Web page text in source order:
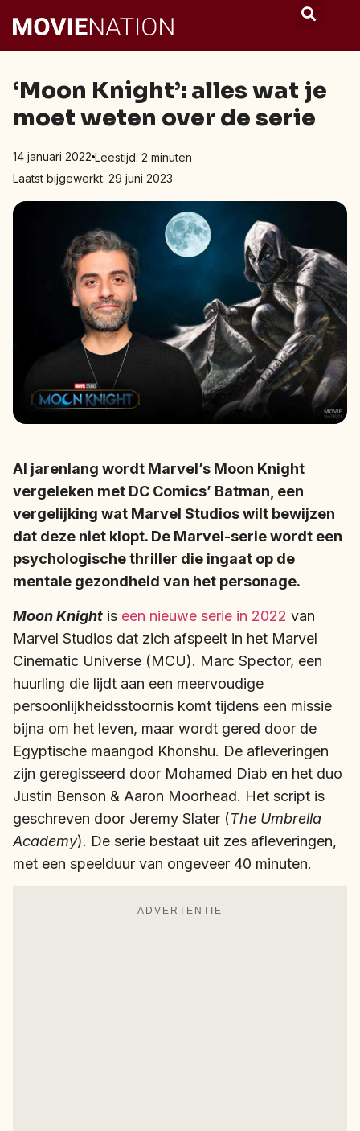
‘Moon Knight’: alles wat je
moet weten over de serie
14 januari 2022 Leestijd: 2 minuten
Laatst bijgewerkt: 29 juni 2023
Al jarenlang wordt Marvel’s Moon Knight
vergeleken met DC Comics’ Batman, een
vergelijking wat Marvel Studios wilt bewijzen
dat deze niet klopt. De Marvel-serie wordt een
psychologische thriller die ingaat op de
mentale gezondheid van het personage.
Moon Knight is een nieuwe serie in 2022 van
Marvel Studios dat zich afspeelt in het Marvel
Cinematic Universe (MCU). Marc Spector, een
huurling die lijdt aan een meervoudige
persoonlijkheidsstoornis komt tijdens een missie
bijna om het leven, maar wordt gered door de
Egyptische maangod Khonshu. De afleveringen
zijn geregisseerd door Mohamed Diab en het duo
Justin Benson & Aaron Moorhead. Het script is
geschreven door Jeremy Slater (The Umbrella
Academy). De serie bestaat uit zes afleveringen,
met een speelduur van ongeveer 40 minuten.
ADVERTENTIE